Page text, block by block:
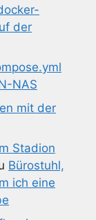
der
NAS
mit der
Stadion
Bürostuhl,
ich eine